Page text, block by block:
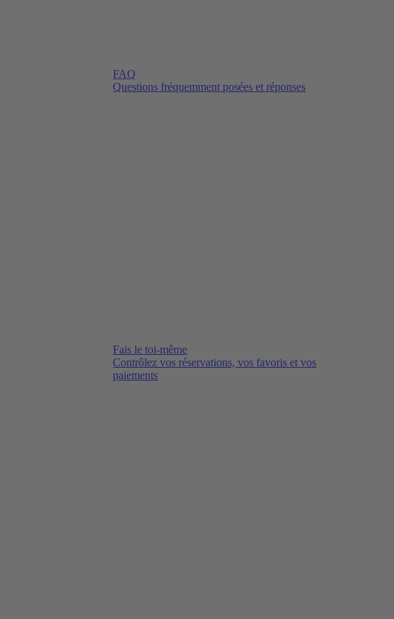
FAQ
Questions fréquemment posées et réponses
Fais le toi-même
Contrôlez vos réservations, vos favoris et vos
paiements